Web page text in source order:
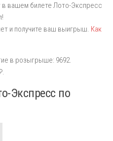
в вашем билете Лото-Экспресс
и получите ваш выигрыш. Как
в розыгрыше: 9692.
Экспресс по